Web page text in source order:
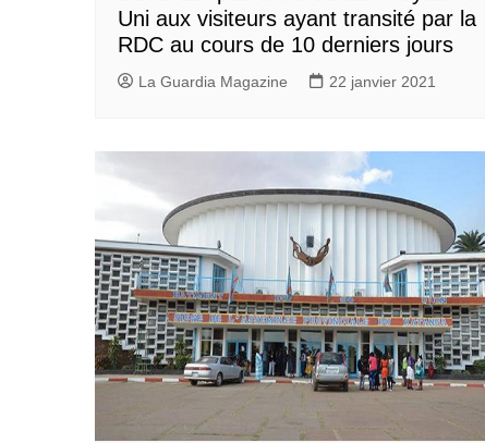
Uni aux visiteurs ayant transité par la
RDC au cours de 10 derniers jours
La Guardia Magazine 22 janvier 2021